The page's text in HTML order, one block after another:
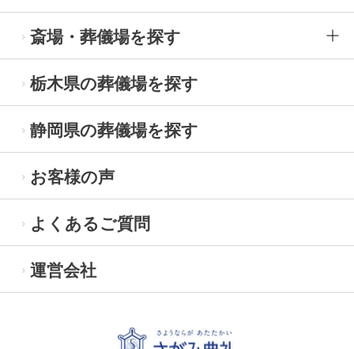
斎場・葬儀場を探す
栃木県の葬儀場を探す
静岡県の葬儀場を探す
お客様の声
よくあるご質問
運営会社